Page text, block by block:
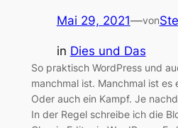
Mai 29, 2021—von
in Dies und Das
So praktisch WordPress und
manchmal ist. Manchmal ist es
Oder auch ein Kampf. Je
In der Regel schreibe ich die